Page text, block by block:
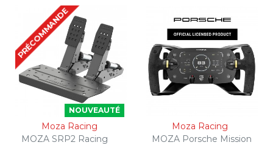
NOUVEAUTÉ
PRÉCOMMANDE
Moza Racing
MOZA SRP2 Racing
Moza Racing
MOZA Porsche Mission